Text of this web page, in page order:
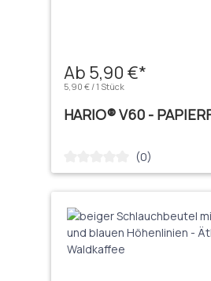
Ab 5,90 €*
5,90 € / 1 Stück
HARIO® V60 -
Durchschnittliche
(0)